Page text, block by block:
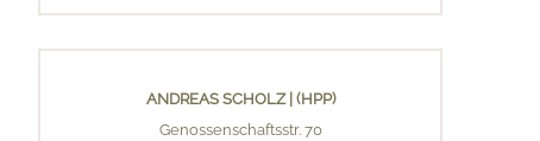
ANDREAS SCHOLZ | (HPP)
Genossenschaftsstr. 70